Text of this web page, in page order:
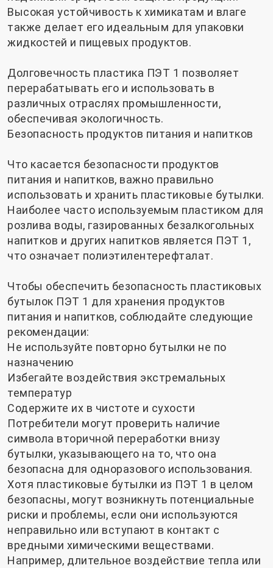
Высокая устойчивость к химикатам и влаге
также делает его идеальным для упаковки
жидкостей и пищевых продуктов.
Долговечность пластика ПЭТ 1 позволяет
перерабатывать его и использовать в
различных отраслях промышленности,
обеспечивая экологичность.
Безопасность продуктов питания и напитков
Что касается безопасности продуктов
питания и напитков, важно правильно
использовать и хранить пластиковые бутылки.
Наиболее часто используемым пластиком для
розлива воды, газированных безалкогольных
напитков и других напитков является ПЭТ 1,
что означает полиэтилентерефталат.
Чтобы обеспечить безопасность пластиковых
бутылок ПЭТ 1 для хранения продуктов
питания и напитков, соблюдайте следующие
рекомендации:
Не используйте повторно бутылки не по
назначению
Избегайте воздействия экстремальных
температур
Содержите их в чистоте и сухости
Потребители могут проверить наличие
символа вторичной переработки внизу
бутылки, указывающего на то, что она
безопасна для одноразового использования.
Хотя пластиковые бутылки из ПЭТ 1 в целом
безопасны, могут возникнуть потенциальные
риски и проблемы, если они используются
неправильно или вступают в контакт с
вредными химическими веществами.
Например, длительное воздействие тепла или